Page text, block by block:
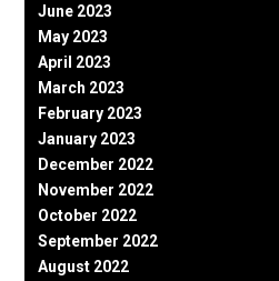
June 2023
May 2023
April 2023
March 2023
February 2023
January 2023
December 2022
November 2022
October 2022
September 2022
August 2022